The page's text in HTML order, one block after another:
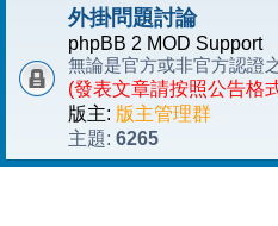
外掛問題討論
phpBB 2 MOD Support
無論是官方或非官方認證
(發表文章請按照公告格
版主: 版主管理群
主題: 6265